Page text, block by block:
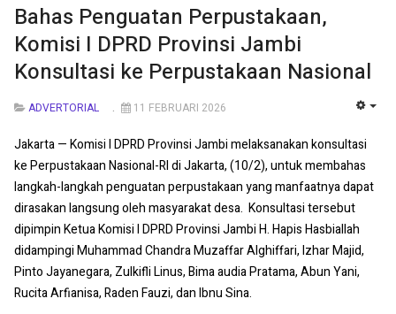
Bahas Penguatan Perpustakaan,
Komisi I DPRD Provinsi Jambi
Konsultasi ke Perpustakaan Nasional
ADVERTORIAL 11 FEBRUARI 2026
‎Jakarta — Komisi I DPRD Provinsi Jambi melaksanakan konsultasi
ke Perpustakaan Nasional-RI di Jakarta, (10/2), untuk membahas
langkah-langkah penguatan perpustakaan yang manfaatnya dapat
dirasakan langsung oleh masyarakat desa. ‎ ‎Konsultasi tersebut
dipimpin Ketua Komisi I DPRD Provinsi Jambi H. Hapis Hasbiallah
didampingi Muhammad Chandra Muzaffar Alghiffari, Izhar Majid,
Pinto Jayanegara, Zulkifli ‎Linus, Bima audia Pratama, Abun Yani,
Rucita Arfianisa, Raden Fauzi, dan Ibnu Sina.